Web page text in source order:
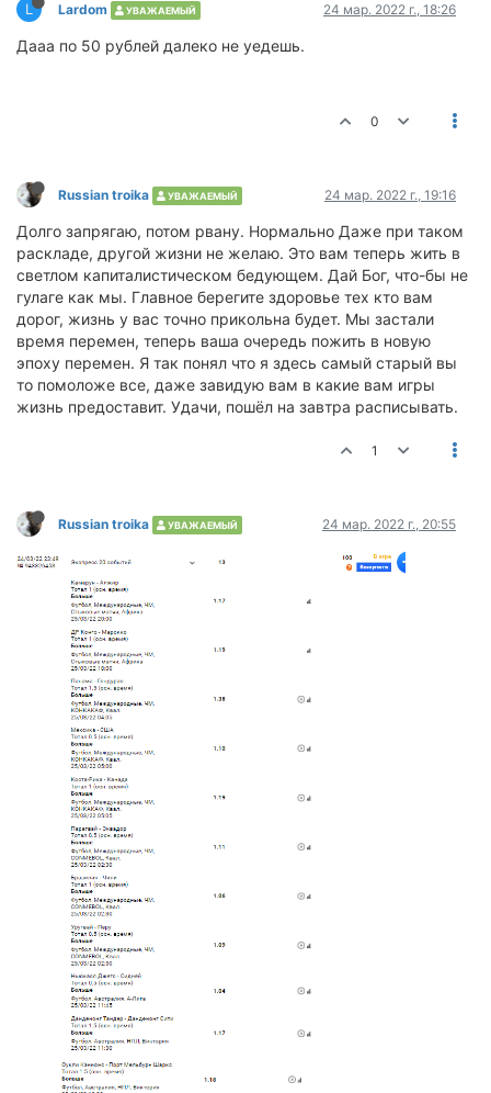
L Lardom УВАЖАЕМЫЙ 24 мар. 2022 г., 18:26
Дааа по 50 рублей далеко не уедешь.
0
Russian troika УВАЖАЕМЫЙ 24 мар. 2022 г., 19:16
Долго запрягаю, потом рвану. Нормально Даже при таком
раскладе, другой жизни не желаю. Это вам теперь жить в
светлом капиталистическом бедующем. Дай Бог, что-бы не
гулаге как мы. Главное берегите здоровье тех кто вам
дорог, жизнь у вас точно прикольна будет. Мы застали
время перемен, теперь ваша очередь пожить в новую
эпоху перемен. Я так понял что я здесь самый старый вы
то помоложе все, даже завидую вам в какие вам игры
жизнь предоставит. Удачи, пошёл на завтра расписывать.
1
Russian troika УВАЖАЕМЫЙ 24 мар. 2022 г., 20:55